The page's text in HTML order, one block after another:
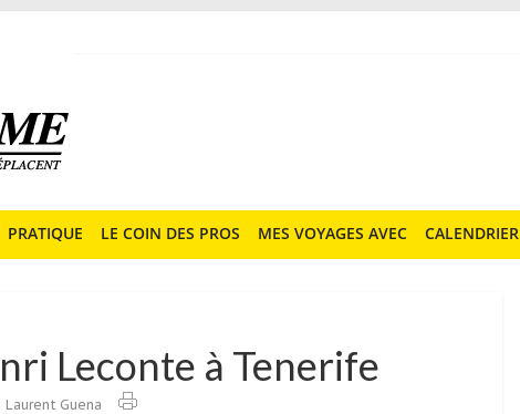
PRATIQUE LE COIN DES PROS MES VOYAGES AVEC CALENDRIER
Leconte à Tenerife
Laurent Guena